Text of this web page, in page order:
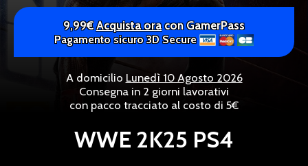
9,99€Acquista oracon GamerPass
Pagamento sicuro 3D Secure
A domicilio Lunedì 10 Agosto 2026
Consegna in 2 giorni lavorativi
con pacco tracciato al costo di 5€
WWE 2K25 PS4